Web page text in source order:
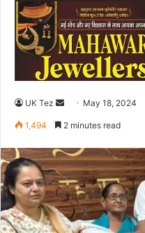
UK Tez
e
d
a
n
e
m
May 18, 2024
1,494 2 minutes read